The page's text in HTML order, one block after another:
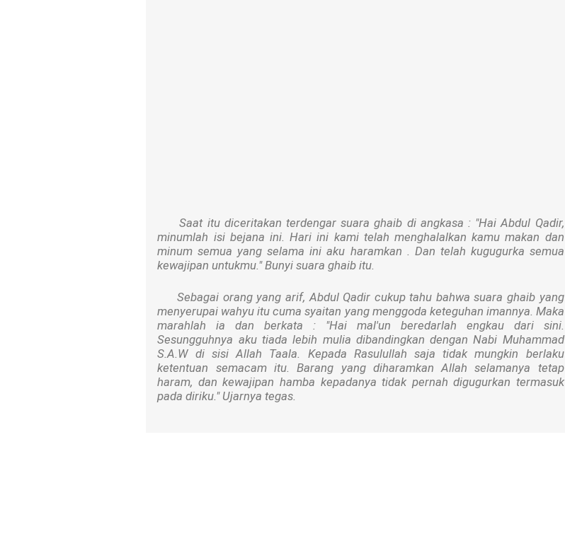
Saat itu diceritakan terdengar suara ghaib di angkasa : "Hai Abdul Qadir,
minumlah isi bejana ini. Hari ini kami telah menghalalkan kamu makan dan
minum semua yang selama ini aku haramkan . Dan telah kugugurka semua
kewajipan untukmu." Bunyi suara ghaib itu.
Sebagai orang yang arif, Abdul Qadir cukup tahu bahwa suara ghaib yang
menyerupai wahyu itu cuma syaitan yang menggoda keteguhan imannya. Maka
marahlah ia dan berkata : "Hai mal'un beredarlah engkau dari sini.
Sesungguhnya aku tiada lebih mulia dibandingkan dengan Nabi Muhammad
S.A.W di sisi Allah Taala. Kepada Rasulullah saja tidak mungkin berlaku
ketentuan semacam itu. Barang yang diharamkan Allah selamanya tetap
haram, dan kewajipan hamba kepadanya tidak pernah digugurkan termasuk
pada diriku." Ujarnya tegas.